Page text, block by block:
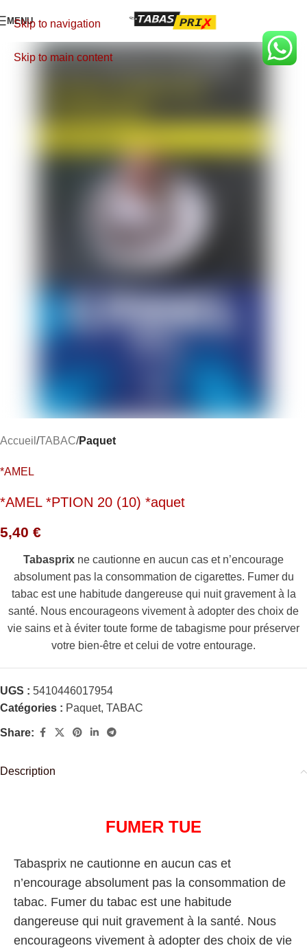
Skip to navigation
Skip to main content
MENU
Accueil TABAC Paquet
*AMEL
*AMEL *PTION 20 (10) *aquet
5,40 €
Tabasprix ne cautionne en aucun cas et n’encourage
absolument pas la consommation de cigarettes. Fumer du
tabac est une habitude dangereuse qui nuit gravement à la
santé. Nous encourageons vivement à adopter des choix de
vie sains et à éviter toute forme de tabagisme pour préserver
votre bien-être et celui de votre entourage.
UGS : 5410446017954
Catégories : Paquet, TABAC
Share:
Description
FUMER TUE
Tabasprix ne cautionne en aucun cas et
n’encourage absolument pas la consommation de
tabac. Fumer du tabac est une habitude
dangereuse qui nuit gravement à la santé. Nous
encourageons vivement à adopter des choix de vie